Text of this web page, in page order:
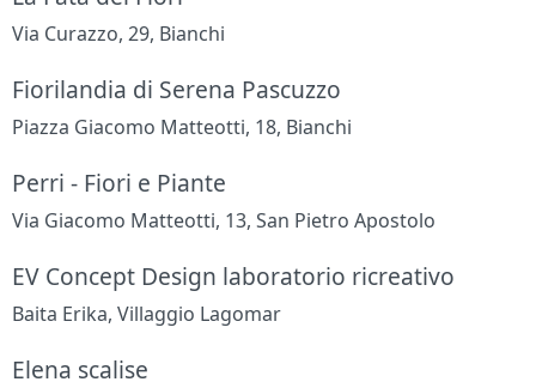
Via Curazzo, 29, Bianchi
Fiorilandia di Serena Pascuzzo
Piazza Giacomo Matteotti, 18, Bianchi
Perri - Fiori e Piante
Via Giacomo Matteotti, 13, San Pietro Apostolo
EV Concept Design laboratorio ricreativo
Baita Erika, Villaggio Lagomar
Elena scalise